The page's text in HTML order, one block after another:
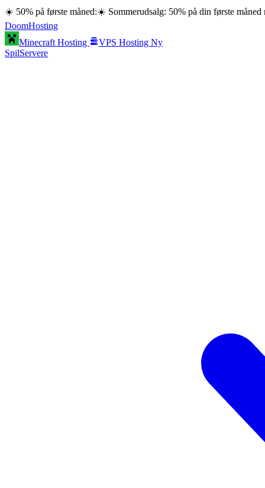
☀️ 50% på første måned:☀️ Sommerudsalg: 50% på din første måned
DoomHosting
Minecraft Hosting
VPS Hosting Ny
SpilServere